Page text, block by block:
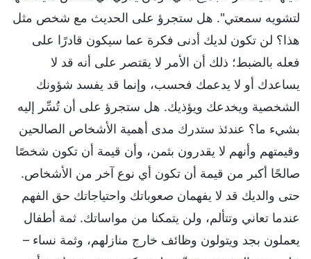
لتشويه سمعتي". هل ستجرؤ على الحديث مع شخص مثل
هذا؟ لن تكون لديك أدنى فكرة عما سيكون قادرًا على
فعله بالضبط؛ ذلك أن الأمر لا يقتصر على أنه قد لا
يساعدك أو لا يدعمك فحسب، وإنما قد يفسد شؤونك
الشخصية ويخدعك ويؤذيك. هل ستجرؤ على أن تُسِّر إليه
بشيء ما؟ عندئذ ستدرك مدى أهمية الأشخاص الصالحين
وقيمتهم وأنهم لا يقدرون بثمن، وأن قيمة أن تكون شخصًا
صالحًا أكبر من قيمة أن تكون أي نوع آخر من الأشخاص.
حتى والديك قد لا يفهمان صعوباتك واحتياجاتك حق الفهم
عندما تعاني وتتألم، ولن يتمكنا من مواساتك. ثمة أطفال
يعملون بجد ويتولون وظائف خارج منازلهم، وثمة نساء –